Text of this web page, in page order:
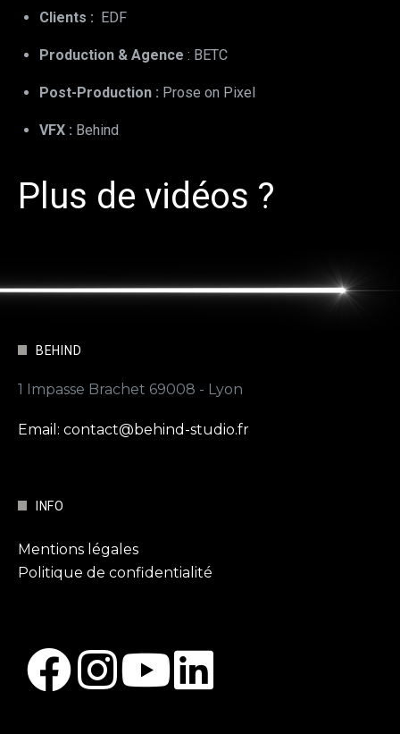
Clients : EDF
Production & Agence : BETC
Post-Production : Prose on Pixel
VFX : Behind
Plus de vidéos ?
BEHIND
1 Impasse Brachet 69008 - Lyon
Email: contact@behind-studio.fr
INFO
Mentions légales
Politique de confidentialité